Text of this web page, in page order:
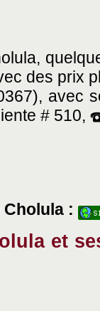
des prix
avec
# 510,
Cholula :
et